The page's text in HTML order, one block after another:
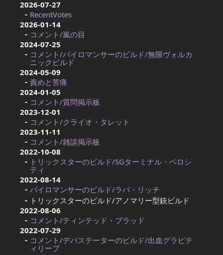
2026-07-27
RecentVotes
2026-01-14
コメント/嵐の目
2024-07-25
コメント/パイロマンサーのビルド/無限ヴォルカ
ニックビルド
2024-05-09
責めと苦痛
2024-01-05
コメント/質問掲示板
2023-12-01
コメント/クライオ・タレット
2023-11-11
コメント/雑談掲示板
2022-10-08
トリックスターのビルド/SGターミナル・ベロシ
ティ
2022-08-14
パイロマンサーのビルド/ラバ・リッチ
トリックスターのビルド/アノマリー型銃ビルド
2022-08-06
コメント/ティンテッド・ブラッド
2022-07-29
コメント/デバステーターのビルド/出血グラビテ
ィリープ